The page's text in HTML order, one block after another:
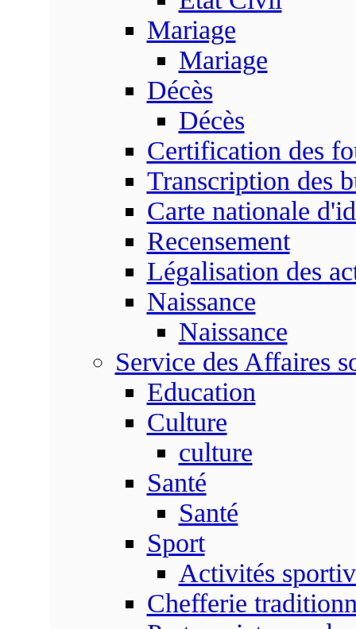
Mariage
Mariage
Décès
Décès
Certification des
Transcription des
Carte nationale
Recensement
Légalisation des
Naissance
Naissance
Service des Affaires
Education
Culture
culture
Santé
Santé
Sport
Activités
Chefferie